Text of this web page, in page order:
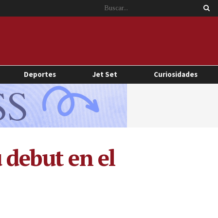
Deportes Jet Set Curiosidades
en el